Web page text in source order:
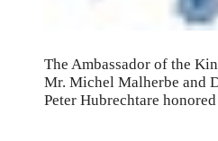
The Ambassador of the
Mr. Michel Malherbe and
Peter Hubrechtare